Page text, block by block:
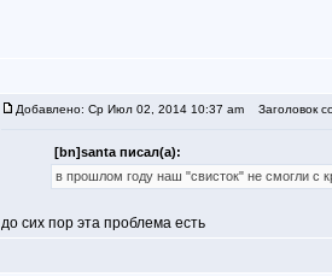
Добавлено: Ср Июл 02, 2014 10:37 am Заголовок
[bn]santa писал(а):
в прошлом году наш "свисток" не смогли с
до сих пор эта проблема есть